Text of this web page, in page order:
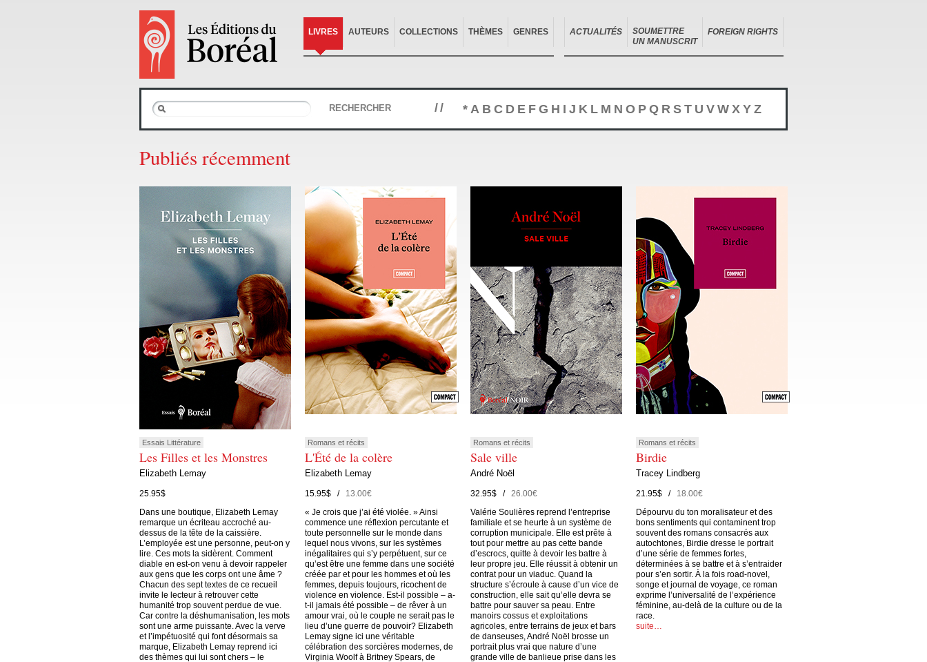
LIVRES AUTEURS COLLECTIONS THÈMES GENRES ACTUALITÉS
SOUMETTRE
UN MANUSCRIT
FOREIGN RIGHTS
RECHERCHER // * A B C D E F G H I J K L M N O P Q R S T U V W X Y Z
Publiés récemment
Essais Littérature
Les Filles et les Monstres
Elizabeth Lemay
25.95$
Dans une boutique, Elizabeth Lemay
remarque un écriteau accroché au-
dessus de la tête de la caissière.
L’employée est une personne, peut-on y
lire. Ces mots la sidèrent. Comment
diable en est-on venu à devoir rappeler
aux gens que les corps ont une âme ?
Chacun des sept textes de ce recueil
invite le lecteur à retrouver cette
humanité trop souvent perdue de vue.
Car contre la déshumanisation, les mots
sont une arme puissante. Avec la verve
et l’impétuosité qui font désormais sa
marque, Elizabeth Lemay reprend ici
des thèmes qui lui sont chers – le
Romans et récits
L'Été de la colère
Elizabeth Lemay
15.95$ /13.00€
« Je crois que j’ai été violée. » Ainsi
commence une réflexion percutante et
toute personnelle sur le monde dans
lequel nous vivons, sur les systèmes
inégalitaires qui s’y perpétuent, sur ce
qu’est être une femme dans une société
créée par et pour les hommes et où les
femmes, depuis toujours, ricochent de
violence en violence. Est-il possible – a-
t-il jamais été possible – de rêver à un
amour vrai, où le couple ne serait pas le
lieu d’une guerre de pouvoir? Elizabeth
Lemay signe ici une véritable
célébration des sorcières modernes, de
Virginia Woolf à Britney Spears, de
Romans et récits
Sale ville
André Noël
32.95$ /26.00€
Valérie Soulières reprend l’entreprise
familiale et se heurte à un système de
corruption municipale. Elle est prête à
tout pour mettre au pas cette bande
d’escrocs, quitte à devoir les battre à
leur propre jeu. Elle réussit à obtenir un
contrat pour un viaduc. Quand la
structure s’écroule à cause d’un vice de
construction, elle sait qu’elle devra se
battre pour sauver sa peau. Entre
manoirs cossus et exploitations
agricoles, entre terrains de jeux et bars
de danseuses, André Noël brosse un
portrait plus vrai que nature d’une
grande ville de banlieue prise dans les
Romans et récits
Birdie
Tracey Lindberg
21.95$ /18.00€
Dépourvu du ton moralisateur et des
bons sentiments qui contaminent trop
souvent des romans consacrés aux
autochtones, Birdie dresse le portrait
d’une série de femmes fortes,
déterminées à se battre et à s’entraider
pour s’en sortir. À la fois road-novel,
songe et journal de voyage, ce roman
exprime l’universalité de l’expérience
féminine, au-delà de la culture ou de la
race.
suite…